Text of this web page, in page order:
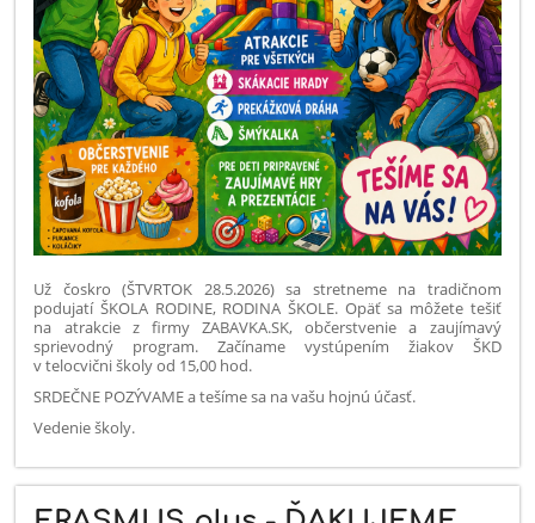
Už čoskro (ŠTVRTOK 28.5.2026) sa stretneme na tradičnom
podujatí ŠKOLA RODINE, RODINA ŠKOLE. Opäť sa môžete tešiť
na atrakcie z firmy ZABAVKA.SK, občerstvenie a zaujímavý
sprievodný program. Začíname vystúpením žiakov ŠKD
v telocvični školy od 15,00 hod.
SRDEČNE POZÝVAME a tešíme sa na vašu hojnú účasť.
Vedenie školy.